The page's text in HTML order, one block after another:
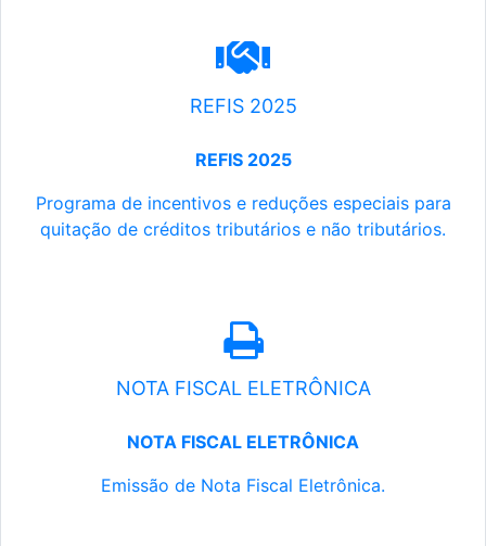
REFIS 2025
REFIS 2025
Programa de incentivos e reduções especiais para
quitação de créditos tributários e não tributários.
NOTA FISCAL ELETRÔNICA
NOTA FISCAL ELETRÔNICA
Emissão de Nota Fiscal Eletrônica.